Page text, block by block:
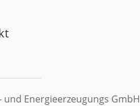
Energieerzeugungs GmbH